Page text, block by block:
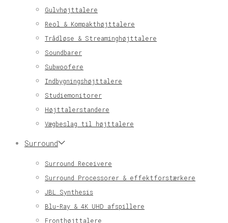
Gulvhøjttalere
Reol & Kompakthøjttalere
Trådløse & Streaminghøjttalere
Soundbarer
Subwoofere
Indbygningshøjttalere
Studiemonitorer
Højttalerstandere
Vægbeslag til højttalere
Surround
Surround Receivere
Surround Processorer & effektforstærkere
JBL Synthesis
Blu-Ray & 4K UHD afspillere
Fronthøjttalere